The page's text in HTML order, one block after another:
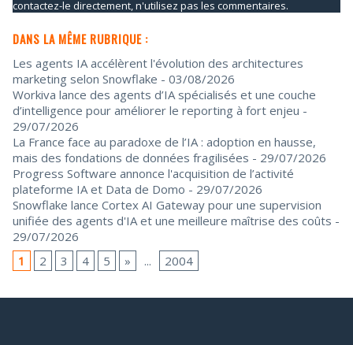
contactez-le directement, n'utilisez pas les commentaires.
DANS LA MÊME RUBRIQUE :
Les agents IA accélèrent l'évolution des architectures
marketing selon Snowflake - 03/08/2026
Workiva lance des agents d’IA spécialisés et une couche
d’intelligence pour améliorer le reporting à fort enjeu -
29/07/2026
La France face au paradoxe de l’IA : adoption en hausse,
mais des fondations de données fragilisées - 29/07/2026
Progress Software annonce l'acquisition de l’activité
plateforme IA et Data de Domo - 29/07/2026
Snowflake lance Cortex AI Gateway pour une supervision
unifiée des agents d'IA et une meilleure maîtrise des coûts -
29/07/2026
1
2 3 4 5 » ... 2004